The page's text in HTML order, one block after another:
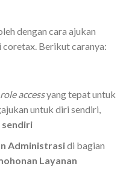
dengan cara ajukan
Berikut caranya:
role accessyang tepat untuk
untuk diri sendiri,
sendiri
Administrasidi bagian
Layanan